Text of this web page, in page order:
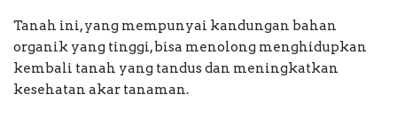
Tanah ini, yang mempunyai kandungan bahan
organik yang tinggi, bisa menolong menghidupkan
kembali tanah yang tandus dan meningkatkan
kesehatan akar tanaman.